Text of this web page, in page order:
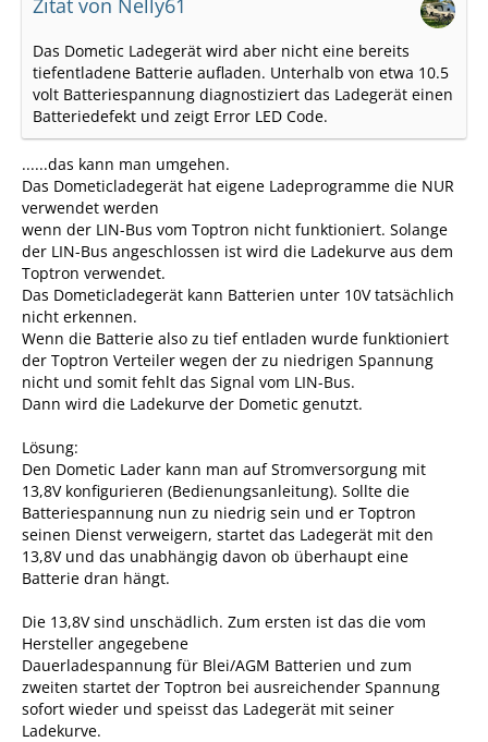
Das Dometic Ladegerät wird aber nicht eine bereits
tiefentladene Batterie aufladen. Unterhalb von etwa 10.5
volt Batteriespannung diagnostiziert das Ladegerät einen
Batteriedefekt und zeigt Error LED Code.
......das kann man umgehen.
Das Dometicladegerät hat eigene Ladeprogramme die NUR
verwendet werden
wenn der LIN-Bus vom Toptron nicht funktioniert. Solange
der LIN-Bus angeschlossen ist wird die Ladekurve aus dem
Toptron verwendet.
Das Dometicladegerät kann Batterien unter 10V tatsächlich
nicht erkennen.
Wenn die Batterie also zu tief entladen wurde funktioniert
der Toptron Verteiler wegen der zu niedrigen Spannung
nicht und somit fehlt das Signal vom LIN-Bus.
Dann wird die Ladekurve der Dometic genutzt.
Lösung:
Den Dometic Lader kann man auf Stromversorgung mit
13,8V konfigurieren (Bedienungsanleitung). Sollte die
Batteriespannung nun zu niedrig sein und er Toptron
seinen Dienst verweigern, startet das Ladegerät mit den
13,8V und das unabhängig davon ob überhaupt eine
Batterie dran hängt.
Die 13,8V sind unschädlich. Zum ersten ist das die vom
Hersteller angegebene
Dauerladespannung für Blei/AGM Batterien und zum
zweiten startet der Toptron bei ausreichender Spannung
sofort wieder und speisst das Ladegerät mit seiner
Ladekurve.